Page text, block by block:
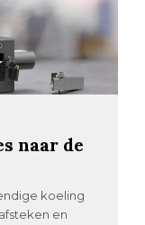
naar de
koeling
en